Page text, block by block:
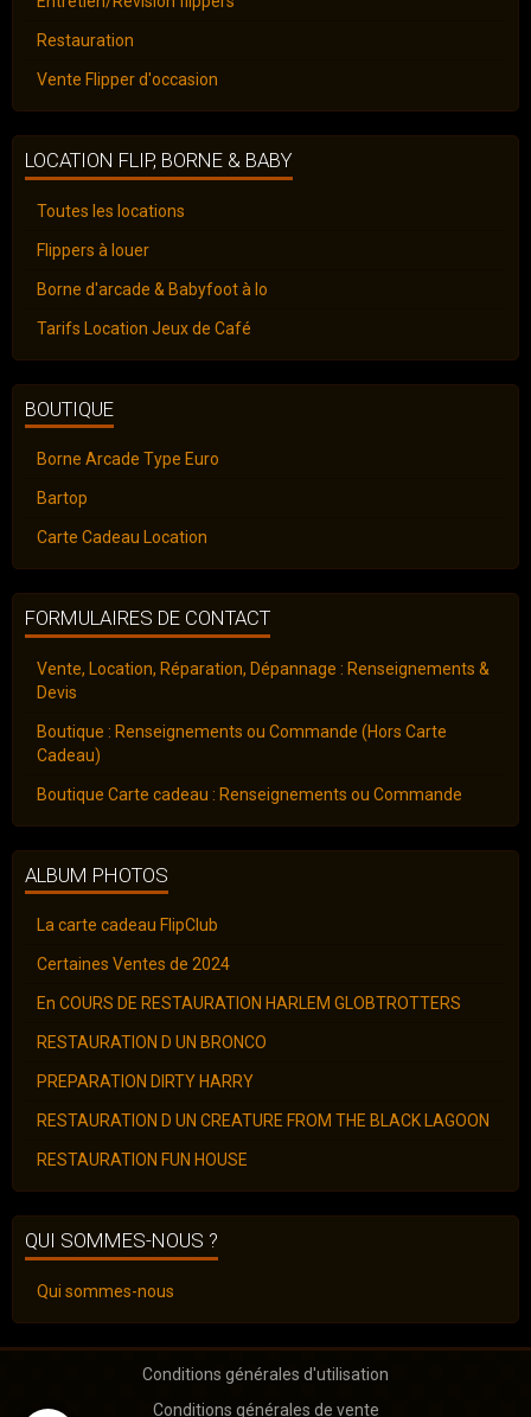
Restauration
Vente Flipper d'occasion
LOCATION FLIP, BORNE & BABY
Toutes les locations
Flippers à louer
Borne d'arcade & Babyfoot à lo
Tarifs Location Jeux de Café
BOUTIQUE
Borne Arcade Type Euro
Bartop
Carte Cadeau Location
FORMULAIRES DE CONTACT
Vente, Location, Réparation, Dépannage : Renseignements &
Devis
Boutique : Renseignements ou Commande (Hors Carte
Cadeau)
Boutique Carte cadeau : Renseignements ou Commande
ALBUM PHOTOS
La carte cadeau FlipClub
Certaines Ventes de 2024
En COURS DE RESTAURATION HARLEM GLOBTROTTERS
RESTAURATION D UN BRONCO
PREPARATION DIRTY HARRY
RESTAURATION D UN CREATURE FROM THE BLACK LAGOON
RESTAURATION FUN HOUSE
QUI SOMMES-NOUS ?
Qui sommes-nous
Conditions générales d'utilisation
Conditions générales de vente